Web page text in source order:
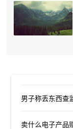
男子称丢东西查
卖什么电子产品